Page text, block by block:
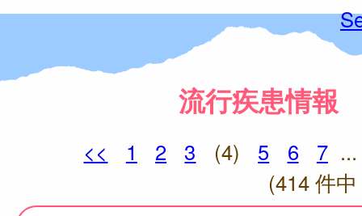
流行疾患情報
<< 1 2 3 (4) 5 6 7 ...
(414 件